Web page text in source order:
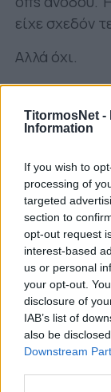
TitormosNet -
Information
If you wish to
processing of
targeted
section to
opt-out request
interest-based
us or personal
your opt-out.
disclosure of
IAB’s list of
also be
Downstream
είχε σχεδόν
Αλλά όχι.
Με μία
κατάφερε να
– ανόδου στο
Εκεί θα